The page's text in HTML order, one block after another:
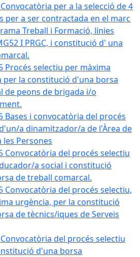
per a la selecció de 4
per a ser contractada en el marc
Treball i Formació, línies
I PRGC, i constitució d' una
Procés selectiu per màxima
per la constitució d'una borsa
de peons de brigada i/o
Bases i convocatòria del procés
a dinamitzador/a de l'Àrea de
les Persones
Convocatòria del procés selectiu
a social i constitució
de treball comarcal.
Convocatòria del procés selectiu,
urgència, per la constitució
de tècnics/iques de Serveis
Convocatòria del procés selectiu
d'una borsa